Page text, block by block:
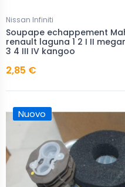
Nissan Infiniti
Soupape echappement
renault laguna 1 2 I II
3 4 III IV kangoo
2,85 €
Nuovo